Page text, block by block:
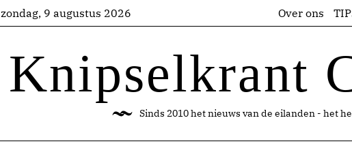
zondag, 9 augustus 2026 Over ons
Knipselkrant
Sinds 2010 het nieuws van de eilanden - het